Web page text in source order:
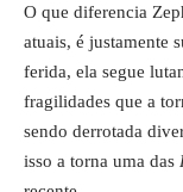
O que diferencia
atuais, é justamente
ferida, ela segue
fragilidades que a
sendo derrotada
isso a torna uma das